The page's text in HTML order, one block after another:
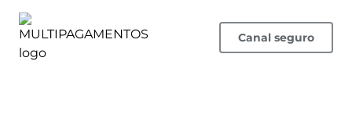
Canal seguro